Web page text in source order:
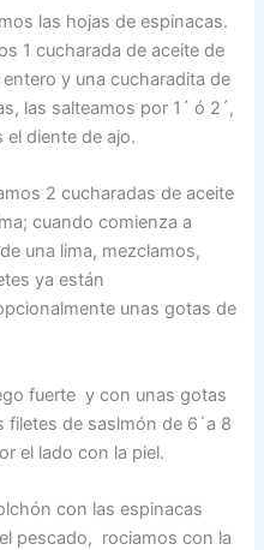
las hojas de espinacas.
1 cucharada de aceite de
y una cucharadita de
las salteamos por 1´ ó 2´,
diente de ajo.
2 cucharadas de aceite
cuando comienza a
una lima, mezclamos,
ya están
unas gotas de
fuerte y con unas gotas
filetes de saslmón de 6´a 8
el lado con la piel.
con las espinacas
pescado, rociamos con la